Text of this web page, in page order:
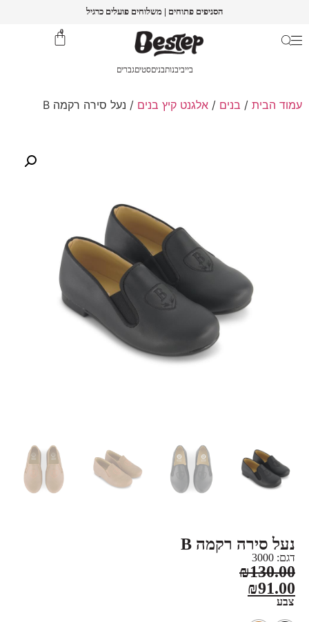
הסניפים פתוחים | משלוחים פועלים כרגיל
0
בייביבנותבניםסטיםגברים
עמוד הבית / בנים / אלגנט קיץ בנים / נעל סירה רקמה B
נעל סירה רקמה B
דגם: 3000
₪130.00
₪91.00
צבע